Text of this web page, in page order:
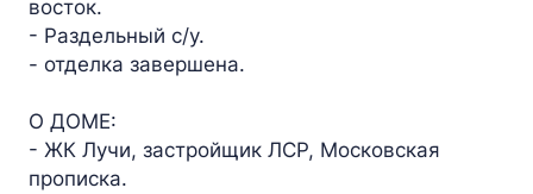
восток.
- Раздельный с/у.
- отделка завершена.
О ДОМЕ:
- ЖК Лучи, застройщик ЛСР, Московская
прописка.